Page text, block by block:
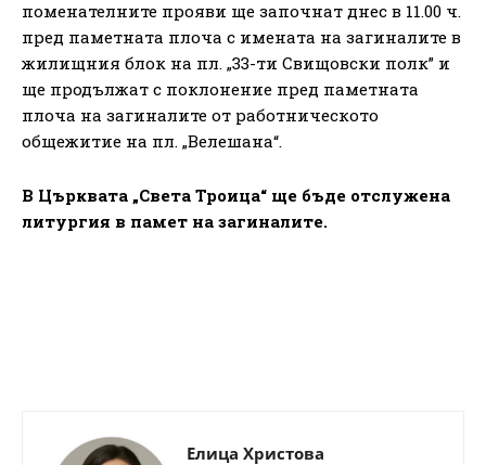
поменателните прояви ще започнат днес в 11.00 ч.
пред паметната плоча с имената на загиналите в
жилищния блок на пл. „33-ти Свищовски полк” и
ще продължат с поклонение пред паметната
плоча на загиналите от работническото
общежитие на пл. „Велешана“.
В Църквата „Света Троица“ ще бъде отслужена
литургия в памет на загиналите.
Елица Христова